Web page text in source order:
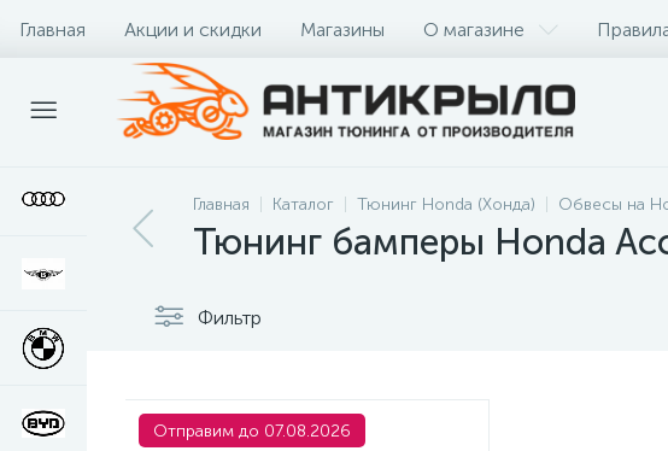
Главная Акции и скидки Магазины О магазине
Главная Каталог Тюнинг Honda (Хонда) Обвесы на
Тюнинг бамперы Honda
Фильтр
Отправим до 07.08.2026